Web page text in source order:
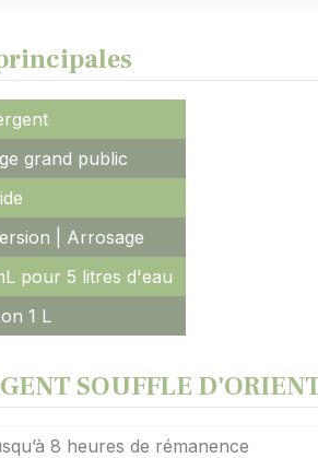
grand public
| Arrosage
pour 5 litres d'eau
1 L
SOUFFLE
8 heures de rémanence